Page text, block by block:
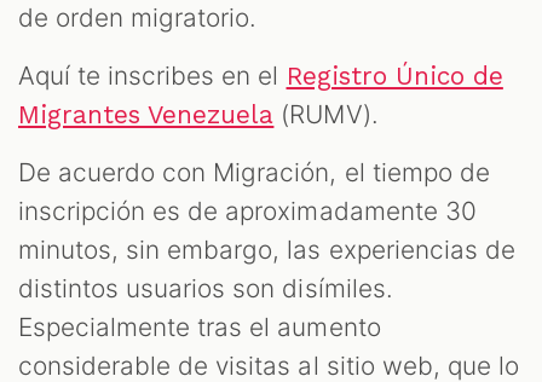
de orden migratorio.
Aquí te inscribes en el Registro Único de
Migrantes Venezuela (RUMV).
De acuerdo con Migración, el tiempo de
inscripción es de aproximadamente 30
minutos, sin embargo, las experiencias de
distintos usuarios son disímiles.
Especialmente tras el aumento
considerable de visitas al sitio web, que lo